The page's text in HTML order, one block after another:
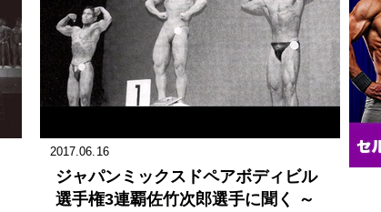
2017.06.16
ジャパンミックスドペアボディビル
選手権3連覇佐竹次郎選手に聞く ～